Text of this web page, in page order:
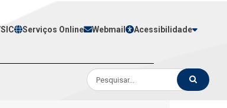
Serviços Online Webmail Acessibilidade